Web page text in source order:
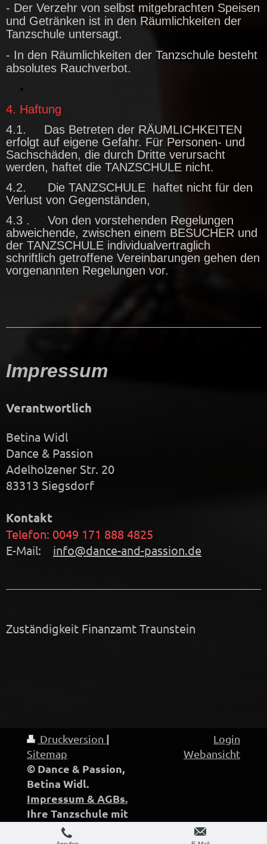
- Der Verzehr von selbst mitgebrachten Speisen
und Getränken ist in den Räumlichkeiten der
Tanzschule untersagt.
- In den Räumlichkeiten der Tanzschule besteht
absolutes Rauchverbot.
4. Haftung
4.1. Das Betreten der RÄUMLICHKEITEN
erfolgt auf eigene Gefahr. Für Personen- und
Sachschäden, die durch Dritte verursacht
werden, haftet die TANZSCHULE nicht.
4.2. Die TANZSCHULE haftet nicht für den
Verlust von Gegenständen,
4.3 . Von den vorstehenden Regelungen
abweichende, zwischen einem BESUCHER und
der TANZSCHULE individualvertraglich
schriftlich getroffene Vereinbarungen gehen den
vorgenannten Regelungen vor.
Impressum
Verantwortlich
Betina Widl
Dance & Passion
Adelholzener Str. 20
83313 Siegsdorf
Kontakt
Telefon: 0049 171 888 4825
E-Mail: info@dance-and-passion.de
Zuständigkeit Finanzamt Traunstein
Druckversion |
Sitemap
© Dance & Passion,
Betina Widl.
Impressum & AGBs.
Ihre Tanzschule mit
Freude, Herz und
Login
Webansicht